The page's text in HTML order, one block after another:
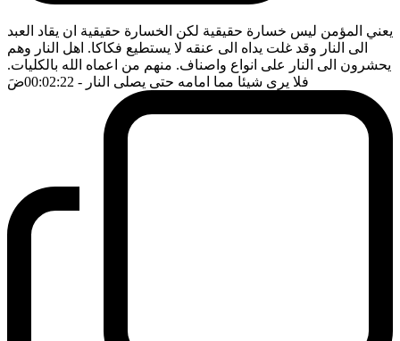
يعني المؤمن ليس خسارة حقيقية لكن الخسارة حقيقية ان يقاد العبد
الى النار وقد غلت يداه الى عنقه لا يستطيع فكاكا. اهل النار وهم
يحشرون الى النار على انواع واصناف. منهم من اعماه الله بالكليات.
فلا يرى شيئا مما امامه حتى يصلى النار - 00:02:22 ضَ